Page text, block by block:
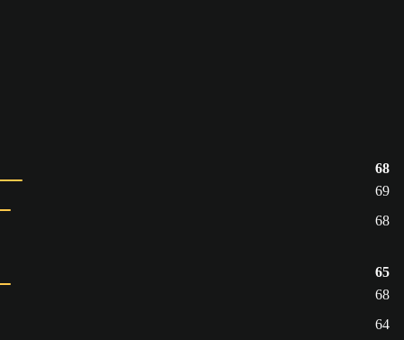
68
69
68
65
68
64